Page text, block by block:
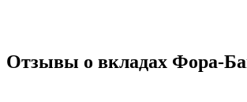
Отзывы о вкладах Фора-